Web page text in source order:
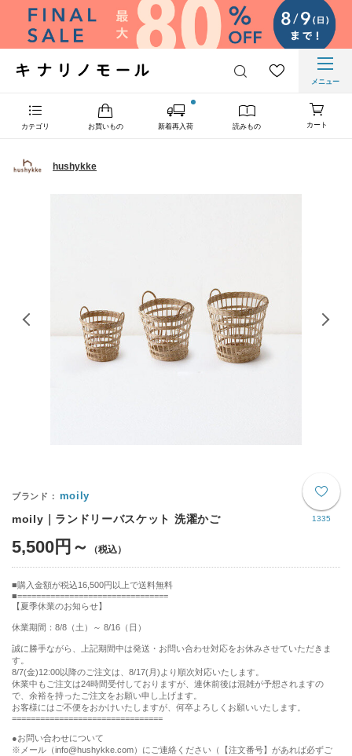
メニュー
カテゴリ お買いもの 新着再入荷 読みもの カート
hushykke
1335
moily
moily｜ランドリーバスケット 洗濯かご
5,500円～
購入金額が税込16,500円以上で送料無料
================================
【夏季休業のお知らせ】
休業期間：8/8（土）～ 8/16（日）
誠に勝手ながら、上記期間中は発送・お問い合わせ対応をお休みさせていただきま
す。
8/7(金)12:00以降のご注文は、8/17(月)より順次対応いたします。
休業中もご注文は24時間受付しておりますが、連休前後は混雑が予想されますの
で、余裕を持ったご注文をお願い申し上げます。
お客様にはご不便をおかけいたしますが、何卒よろしくお願いいたします。
================================
●お問い合わせについて
※メール（info@hushykke.com）にご連絡ください（【注文番号】があれば必ずご